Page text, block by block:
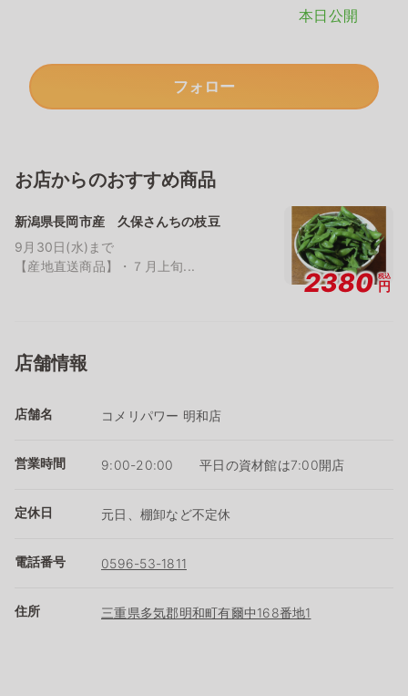
本日公開
フォロー
お店からのおすすめ商品
新潟県長岡市産 久保さんちの枝豆
9月30日(水)まで
【産地直送商品】・７月上旬...
2380 税込
円
店舗情報
店舗名 コメリパワー 明和店
営業時間 9:00-20:00 平日の資材館は7:00開店
定休日 元日、棚卸など不定休
電話番号 0596-53-1811
住所 三重県多気郡明和町有爾中168番地1